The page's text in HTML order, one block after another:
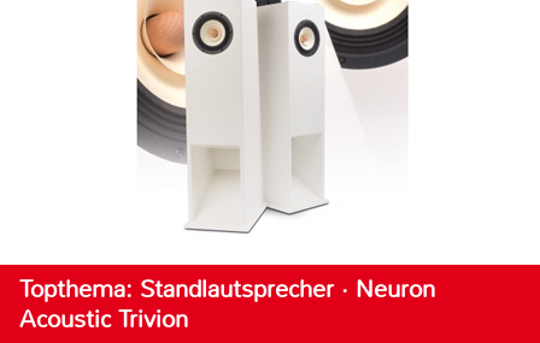
Topthema: Standlautsprecher · Neuron
Acoustic Trivion